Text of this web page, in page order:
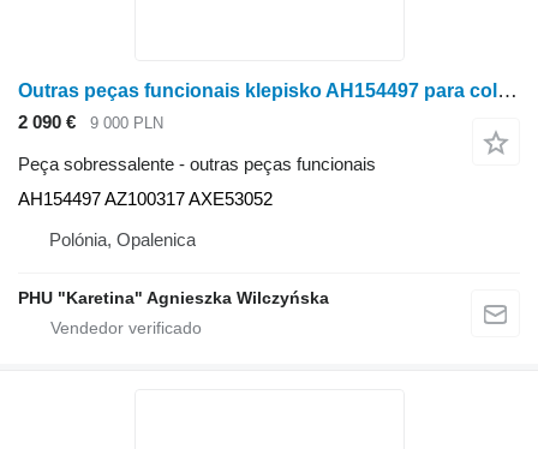
Outras peças funcionais klepisko AH154497 para colheitadeira de grãos John Deere CTS 9540, 9540I, 9560, 9560I, 9580
2 090 € 9 000 PLN
Peça sobressalente - outras peças funcionais
AH154497 AZ100317 AXE53052
Polónia, Opalenica
PHU "Karetina" Agnieszka Wilczyńska